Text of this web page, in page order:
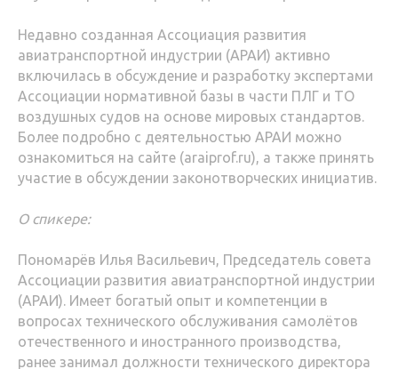
Недавно созданная Ассоциация развития
авиатранспортной индустрии (АРАИ) активно
включилась в обсуждение и разработку экспертами
Ассоциации нормативной базы в части ПЛГ и ТО
воздушных судов на основе мировых стандартов.
Более подробно с деятельностью АРАИ можно
ознакомиться на сайте (araiprof.ru), а также принять
участие в обсуждении законотворческих инициатив.
О спикере:
Пономарёв Илья Васильевич, Председатель совета
Ассоциации развития авиатранспортной индустрии
(АРАИ). Имеет богатый опыт и компетенции в
вопросах технического обслуживания самолётов
отечественного и иностранного производства,
ранее занимал должности технического директора